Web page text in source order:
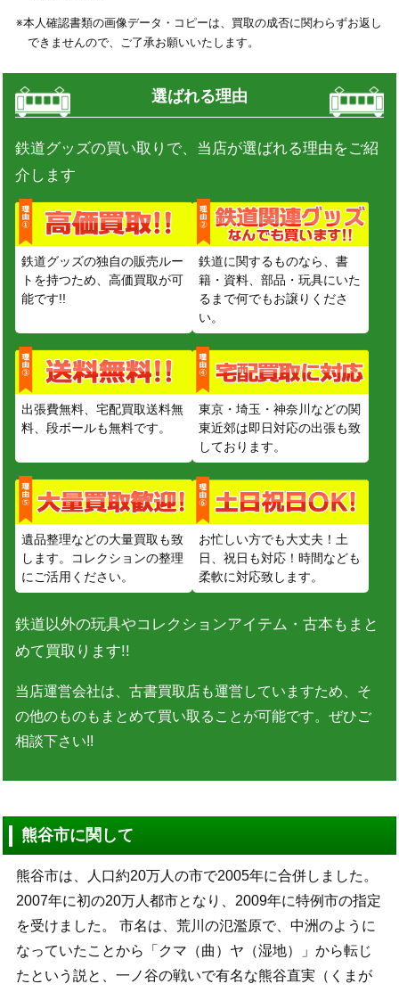
※本人確認書類の画像データ・コピーは、買取の成否に関わらずお返し
できませんので、ご了承お願いいたします。
選ばれる理由
鉄道グッズの買い取りで、当店が選ばれる理由をご紹
介します
鉄道グッズの独自の販売ルー
トを持つため、高価買取が可
能です!!
鉄道に関するものなら、書
籍・資料、部品・玩具にいた
るまで何でもお譲りくださ
い。
出張費無料、宅配買取送料無
料、段ボールも無料です。
東京・埼玉・神奈川などの関
東近郊は即日対応の出張も致
しております。
遺品整理などの大量買取も致
します。コレクションの整理
にご活用ください。
お忙しい方でも大丈夫！土
日、祝日も対応！時間なども
柔軟に対応致します。
鉄道以外の玩具やコレクションアイテム・古本もまと
めて買取ります!!
当店運営会社は、古書買取店も運営していますため、そ
の他のものもまとめて買い取ることが可能です。ぜひご
相談下さい!!
熊谷市に関して
熊谷市は、人口約20万人の市で2005年に合併しました。
2007年に初の20万人都市となり、2009年に特例市の指定
を受けました。 市名は、荒川の氾濫原で、中洲のように
なっていたことから「クマ（曲）ヤ（湿地）」から転じ
たという説と、一ノ谷の戦いで有名な熊谷直実（くまが